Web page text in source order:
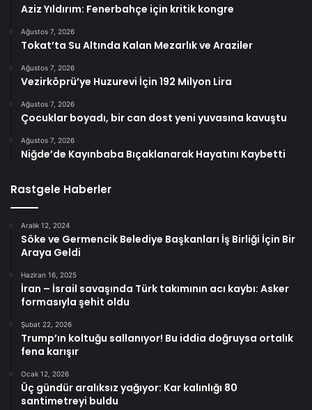
Aziz Yıldırım: Fenerbahçe için kritik kongre
Ağustos 7, 2026
Tokat’ta Su Altında Kalan Mezarlık ve Araziler
Ağustos 7, 2026
Vezirköprü’ye Huzurevi İçin 192 Milyon Lira
Ağustos 7, 2026
Çocuklar boyadı, bir can dost yeni yuvasına kavuştu
Ağustos 7, 2026
Niğde’de Kayınbaba Bıçaklanarak Hayatını Kaybetti
Rastgele Haberler
Aralık 12, 2024
Söke ve Germencik Belediye Başkanları İş Birliği İçin Bir
Araya Geldi
Haziran 16, 2025
İran – İsrail savaşında Türk takımının acı kaybı: Asker
formasıyla şehit oldu
Şubat 22, 2026
Trump’ın koltuğu sallanıyor! Bu iddia doğruysa ortalık
fena karışır
Ocak 12, 2026
Üç gündür aralıksız yağıyor: Kar kalınlığı 80
santimetreyi buldu